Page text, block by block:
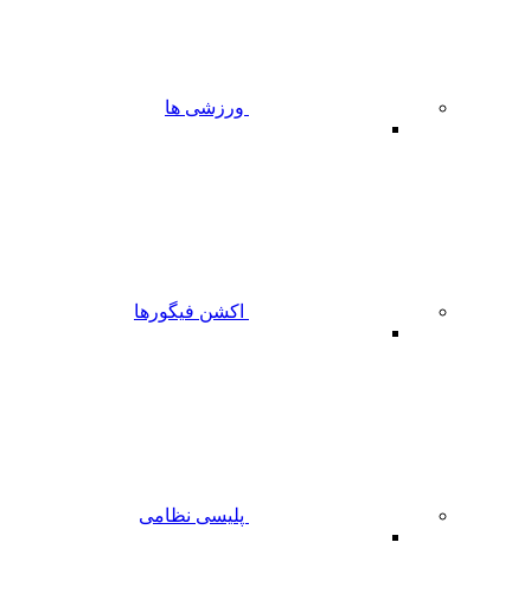
ورزشی ها
اکشن فیگورها
پلیسی نظامی